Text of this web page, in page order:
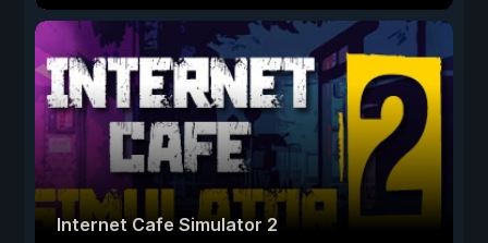
Internet Cafe Simulator 2